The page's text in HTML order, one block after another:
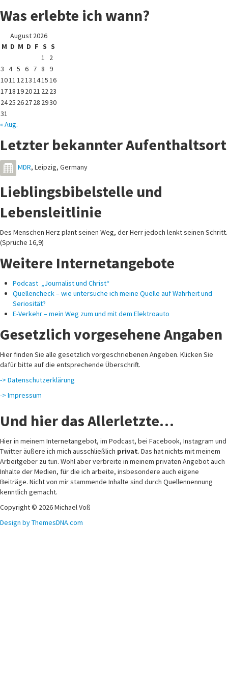
Was erlebte ich wann?
August 2026
M D M D F S S
1
2
3 4 5 6 7 8 9
1011 12 13 1415 16
1718 192021 22 23
2425 262728 2930
31
« Aug.
Letzter bekannter Aufenthaltsort
MDR, Leipzig, Germany
Lieblingsbibelstelle und
Lebensleitlinie
Des Menschen Herz plant seinen Weg, der Herr jedoch lenkt seinen Schritt.
(Sprüche 16,9)
Weitere Internetangebote
Podcast „Journalist und Christ“
Quellencheck – wie untersuche ich meine Quelle auf Wahrheit und
Seriosität?
E-Verkehr – mein Weg zum und mit dem Elektroauto
Gesetzlich vorgesehene Angaben
Hier finden Sie alle gesetzlich vorgeschriebenen Angeben. Klicken Sie
dafür bitte auf die entsprechende Überschrift.
-> Datenschutzerklärung
-> Impressum
Und hier das Allerletzte…
Hier in meinem Internetangebot, im Podcast, bei Facebook, Instagram und
Twitter äußere ich mich ausschließlich privat. Das hat nichts mit meinem
Arbeitgeber zu tun. Wohl aber verbreite in meinem privaten Angebot auch
Inhalte der Medien, für die ich arbeite, insbesondere auch eigene
Beiträge. Nicht von mir stammende Inhalte sind durch Quellennennung
kenntlich gemacht.
Copyright © 2026 Michael Voß
Design by ThemesDNA.com